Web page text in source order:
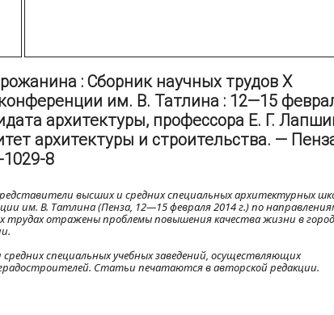
: Сборник научных трудов X
им. В. Татлина : 12—15
архитектуры, профессора Е. Г.
архитектуры и строительства. —
8
высших и средних специальных архитектурных
им. В. Татлина (Пенза, 12—15 февраля 2014 г.) по
трудах отражены проблемы повышения качества жизни в
специальных учебных заведений, осуществляющих
Статьи печатаются в авторской редакции.